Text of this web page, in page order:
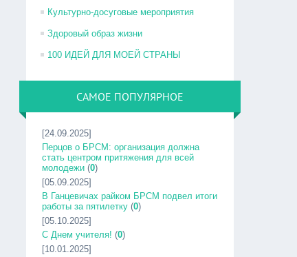
Культурно-досуговые мероприятия
Здоровый образ жизни
100 ИДЕЙ ДЛЯ МОЕЙ СТРАНЫ
САМОЕ ПОПУЛЯРНОЕ
[24.09.2025]
Перцов о БРСМ: организация должна
стать центром притяжения для всей
молодежи (0)
[05.09.2025]
В Ганцевичах райком БРСМ подвел итоги
работы за пятилетку (0)
[05.10.2025]
С Днем учителя! (0)
[10.01.2025]